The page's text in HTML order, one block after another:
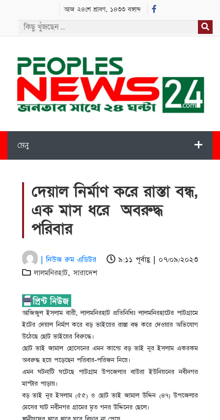
আজ ২৪শে শ্রাবণ, ১৪৩৩ বঙ্গাব্দ
মেনু
দেয়াল নির্মাণ করে রাস্তা বন্ধ,
এক মাস ধরে অবরুদ্ধ
পরিবার
| নিউজ রুম এডিটর
৯:১১ পূর্বাহ্ণ | ০৭/০৯/২০২৩
লালমনিরহাট,সারাদেশ
আজিজুল ইসলাম বারী, লালমনিরহাট প্রতিনিধিঃ লালমনিরহাটের পাটগ্রামে
ইটের দেয়াল নির্মাণ করে বড় ভাইয়ের রাস্তা বন্ধ করে দেওয়ার অভিযোগ
উঠেছে ছোট ভাইয়ের বিরুদ্ধে।
ছোট ভাই জামাল হোসেনের এমন কান্ডে বড় ভাই নূর ইসলাম একরকম
অবরুদ্ধ হয়ে পড়েছেন পরিবার-পরিজন নিয়ে।
এমন ঘটনাটি ঘটেছে পাটগ্রাম উপজেলার বাউরা ইউনিয়নের নবীনগর
মাস্টার পাড়ায়।
বড় ভাই নূর ইসলাম (৫৫) ও ছোট ভাই জামাল উদ্দিন (৪৭) উপজেলার
মেসের ঘাট নবীনগর গ্রামের মৃত গনর উদ্দিনের ছেলে।